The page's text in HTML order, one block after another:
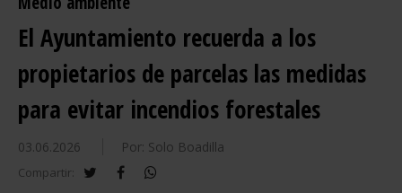
El Ayuntamiento recuerda a los
propietarios de parcelas las medidas
para evitar incendios forestales
03.06.2026 Por: Solo Boadilla
Compartir: twitterfacebook